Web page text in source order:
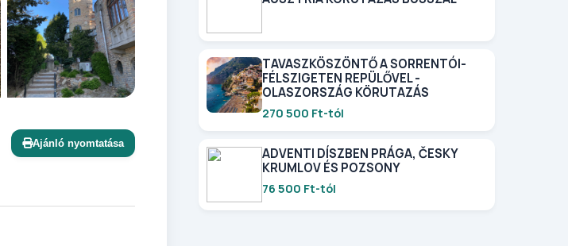
Ajánló nyomtatása
TAVASZKÖSZÖNTŐ A SORRENTÓI-
FÉLSZIGETEN REPÜLŐVEL -
OLASZORSZÁG KÖRUTAZÁS
270 500 Ft-tól
ADVENTI DÍSZBEN PRÁGA, ČESKY
KRUMLOV ÉS POZSONY
76 500 Ft-tól